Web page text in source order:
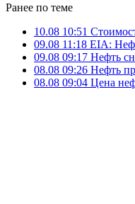
Ранее по теме
10.08 10:51
09.08 11:18 EIA:
09.08 09:17 Нефть
08.08 09:26 Нефть
08.08 09:04 Цена